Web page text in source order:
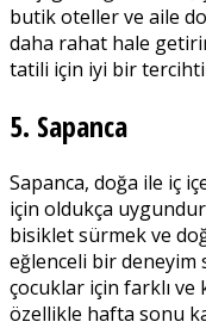
butik oteller ve aile
daha rahat hale
tatili için iyi bir
5. Sapanca
Sapanca, doğa ile iç
için oldukça
bisiklet sürmek ve
eğlenceli bir
çocuklar için farklı ve
özellikle hafta sonu